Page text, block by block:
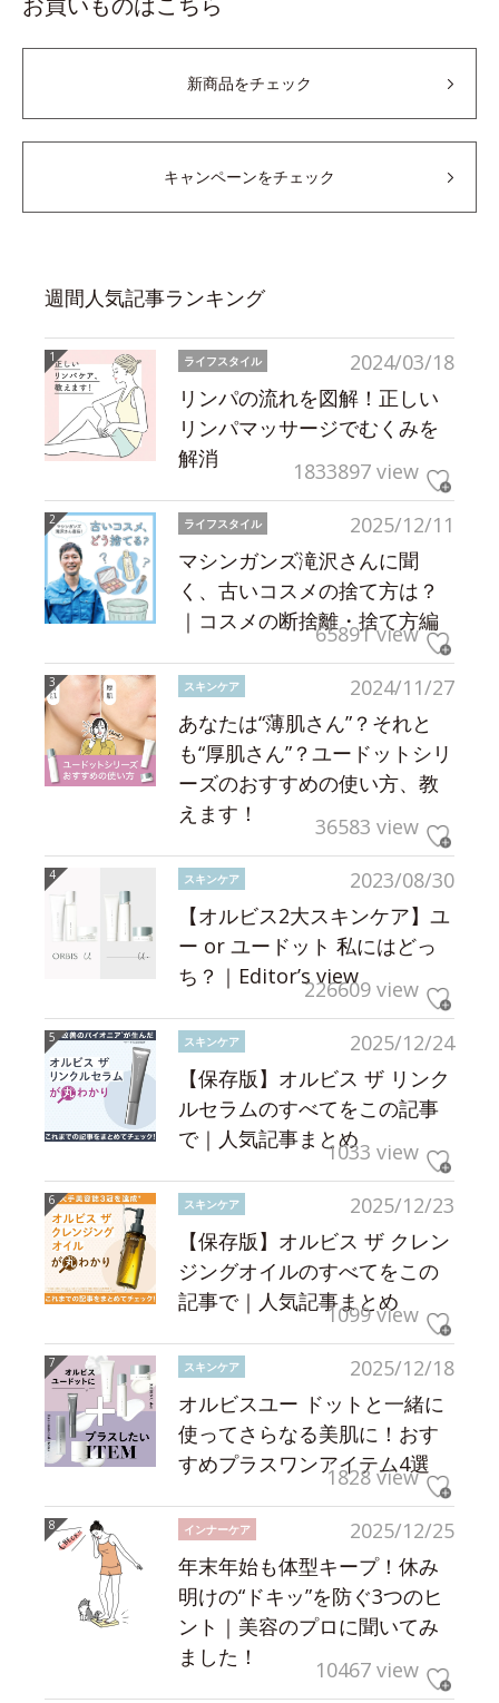
新商品をチェック
キャンペーンをチェック
週間人気記事ランキング
2024/03/18
ライフスタイル
リンパの流れを図解！正しい
リンパマッサージでむくみを
解消
1833897 view
2025/12/11
ライフスタイル
マシンガンズ滝沢さんに聞
く、古いコスメの捨て方は？
｜コスメの断捨離・捨て方編
65891 view
2024/11/27
スキンケア
あなたは“薄肌さん”？それと
も“厚肌さん”？ユードットシリ
ーズのおすすめの使い方、教
えます！
36583 view
2023/08/30
スキンケア
【オルビス2大スキンケア】ユ
ー or ユードット 私にはどっ
ち？｜Editor’s view226609 view
2025/12/24
スキンケア
【保存版】オルビス ザ リンク
ルセラムのすべてをこの記事
で｜人気記事まとめ1033 view
2025/12/23
スキンケア
【保存版】オルビス ザ クレン
ジングオイルのすべてをこの
記事で｜人気記事まとめ
1099 view
2025/12/18
スキンケア
オルビスユー ドットと一緒に
使ってさらなる美肌に！おす
すめプラスワンアイテム4選
1828 view
2025/12/25
インナーケア
年末年始も体型キープ！休み
明けの“ドキッ”を防ぐ3つのヒ
ント｜美容のプロに聞いてみ
ました！
10467 view